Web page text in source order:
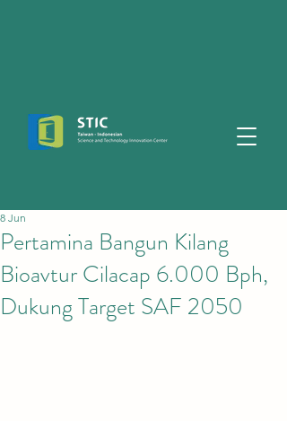
Pertamina Bangun Kilang
Bioavtur Cilacap 6.000 Bph,
Dukung Target SAF 2050
8 Jun